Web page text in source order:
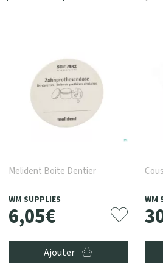
Melident Boite Dentier
WM SUPPLIES
6,05€
Ajouter
WM